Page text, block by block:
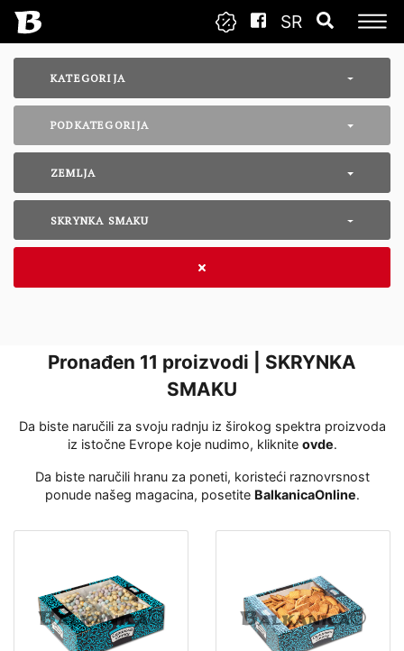
SR
KATEGORIJA
PODKATEGORIJA
ZEMLJA
SKRYNKA SMAKU
Pronađen 11 proizvodi | SKRYNKA
SMAKU
Da biste naručili za svoju radnju iz širokog spektra proizvoda
iz istočne Evrope koje nudimo, kliknite ovde․
Da biste naručili hranu za poneti, koristeći raznovrsnost
ponude našeg magacina, posetite BalkanicaOnline․